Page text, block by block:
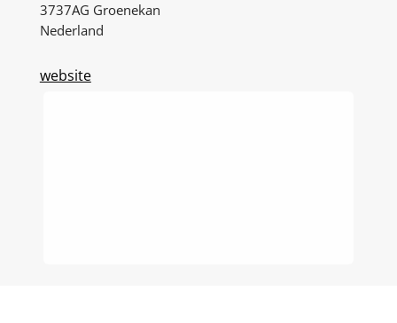
3737AG Groenekan
Nederland
website